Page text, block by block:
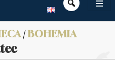
/BOHEMIA